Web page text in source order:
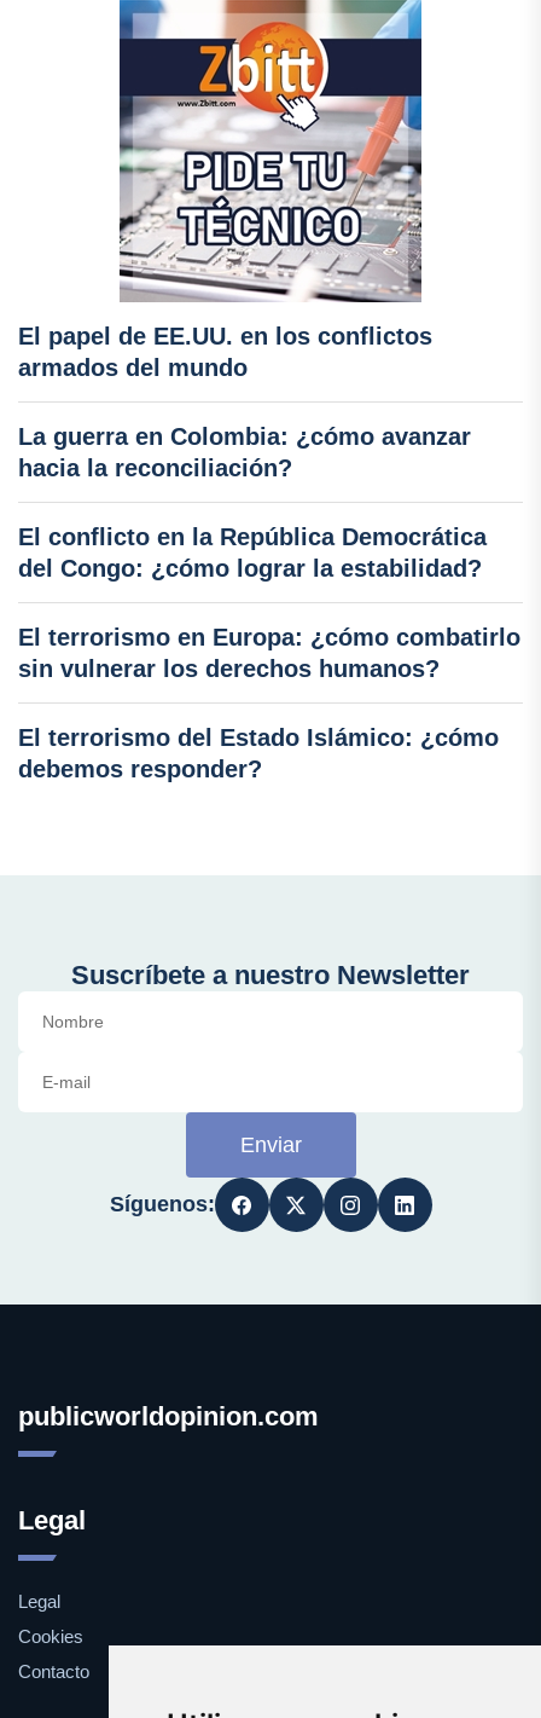
El papel de EE.UU. en los conflictos
armados del mundo
La guerra en Colombia: ¿cómo avanzar
hacia la reconciliación?
El conflicto en la República Democrática
del Congo: ¿cómo lograr la estabilidad?
El terrorismo en Europa: ¿cómo combatirlo
sin vulnerar los derechos humanos?
El terrorismo del Estado Islámico: ¿cómo
debemos responder?
Suscríbete a nuestro Newsletter
Enviar
Síguenos:
publicworldopinion.com
Legal
Legal
Cookies
Contacto